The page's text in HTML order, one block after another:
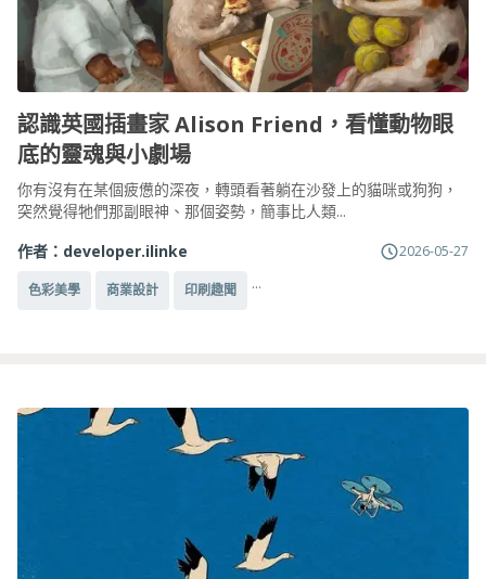
認識英國插畫家 Alison Friend，看懂動物眼
底的靈魂與小劇場
你有沒有在某個疲憊的深夜，轉頭看著躺在沙發上的貓咪或狗狗，
突然覺得牠們那副眼神、那個姿勢，簡事比人類...
作者： developer.ilinke 2026-05-27
色彩美學 商業設計 印刷趣聞 ...